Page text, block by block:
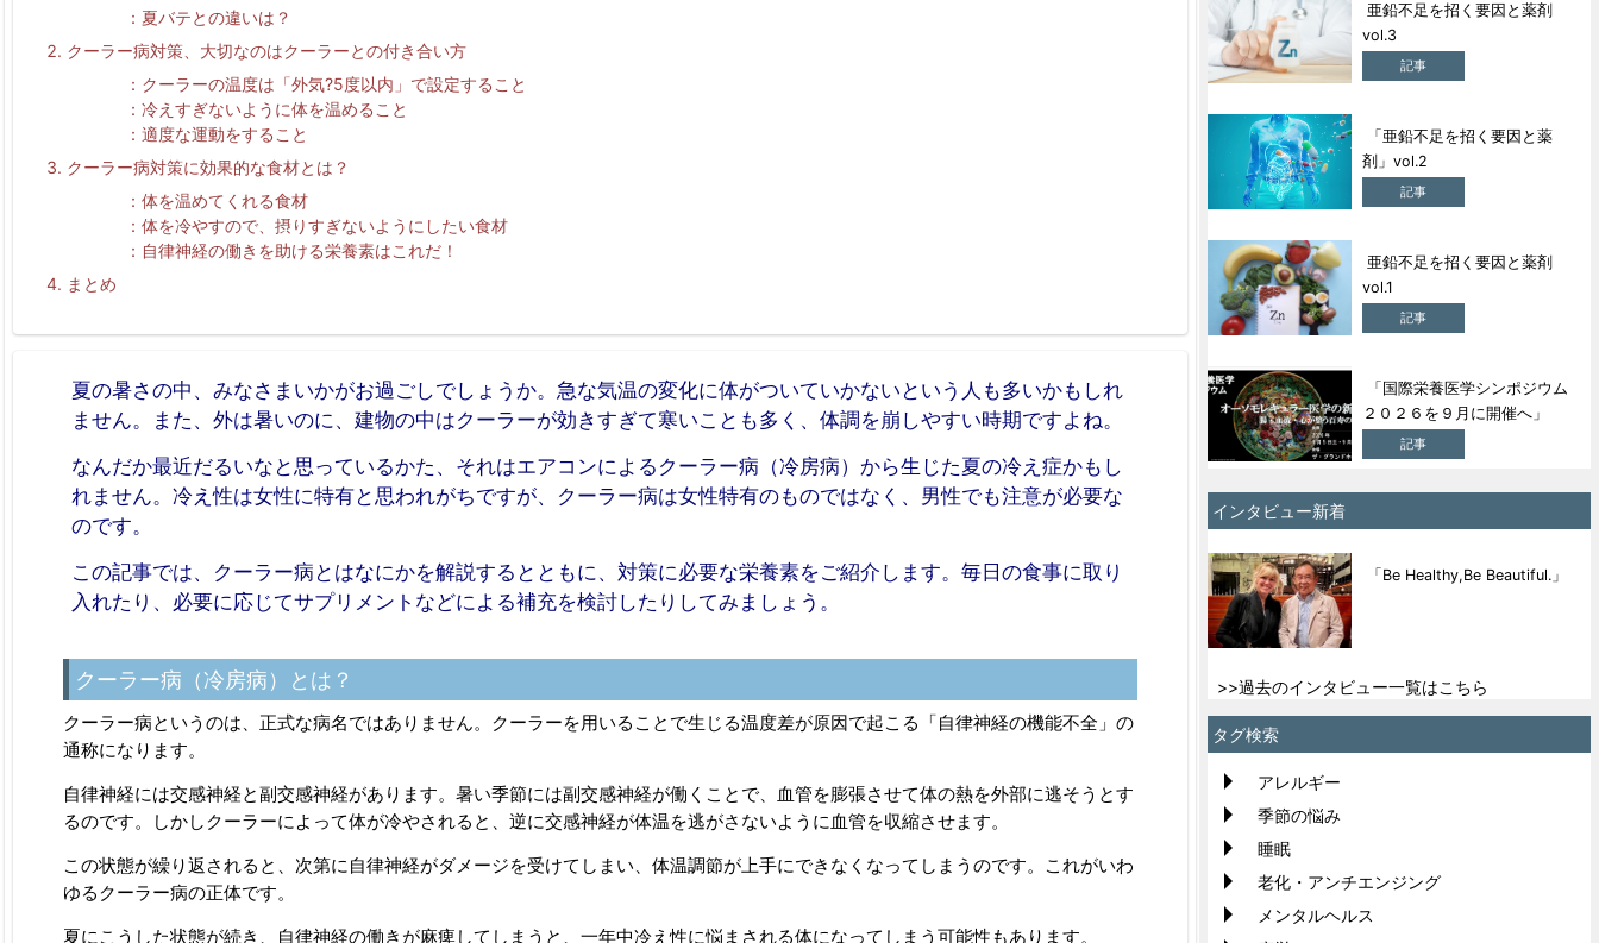
夏バテとの違いは？
クーラー病対策、大切なのはクーラーとの付き合い方
クーラーの温度は「外気?5度以内」で設定すること
冷えすぎないように体を温めること
適度な運動をすること
クーラー病対策に効果的な食材とは？
体を温めてくれる食材
体を冷やすので、摂りすぎないようにしたい食材
自律神経の働きを助ける栄養素はこれだ！
まとめ
夏の暑さの中、みなさまいかがお過ごしでしょうか。急な気温の変化に体がついていかないという人も多いかもしれ
ません。また、外は暑いのに、建物の中はクーラーが効きすぎて寒いことも多く、体調を崩しやすい時期ですよね。
なんだか最近だるいなと思っているかた、それはエアコンによるクーラー病（冷房病）から生じた夏の冷え症かもし
れません。冷え性は女性に特有と思われがちですが、クーラー病は女性特有のものではなく、男性でも注意が必要な
のです。
この記事では、クーラー病とはなにかを解説するとともに、対策に必要な栄養素をご紹介します。毎日の食事に取り
入れたり、必要に応じてサプリメントなどによる補充を検討したりしてみましょう。
クーラー病（冷房病）とは？
クーラー病というのは、正式な病名ではありません。クーラーを用いることで生じる温度差が原因で起こる「自律神経の機能不全」の
通称になります。
自律神経には交感神経と副交感神経があります。暑い季節には副交感神経が働くことで、血管を膨張させて体の熱を外部に逃そうとす
るのです。しかしクーラーによって体が冷やされると、逆に交感神経が体温を逃がさないように血管を収縮させます。
この状態が繰り返されると、次第に自律神経がダメージを受けてしまい、体温調節が上手にできなくなってしまうのです。これがいわ
ゆるクーラー病の正体です。
夏にこうした状態が続き、自律神経の働きが麻痺してしまうと、一年中冷え性に悩まされる体になってしまう可能性もあります。
亜鉛不足を招く要因と薬剤
vol.3
記事
「亜鉛不足を招く要因と薬
剤」vol.2
記事
亜鉛不足を招く要因と薬剤
vol.1
記事
「国際栄養医学シンポジウム
２０２６を９月に開催へ」
記事
インタビュー新着
「Be Healthy,Be Beautiful.」
>>過去のインタビュー一覧はこちら
タグ検索
アレルギー
季節の悩み
睡眠
老化・アンチエンジング
メンタルヘルス